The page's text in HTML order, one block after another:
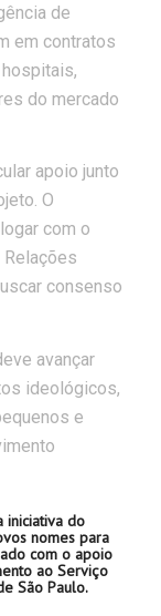
de
em contratos
do mercado
apoio junto
O
com o
Relações
consenso
avançar
ideológicos,
e
iniciativa do
nomes para
com o apoio
ao Serviço
São Paulo.